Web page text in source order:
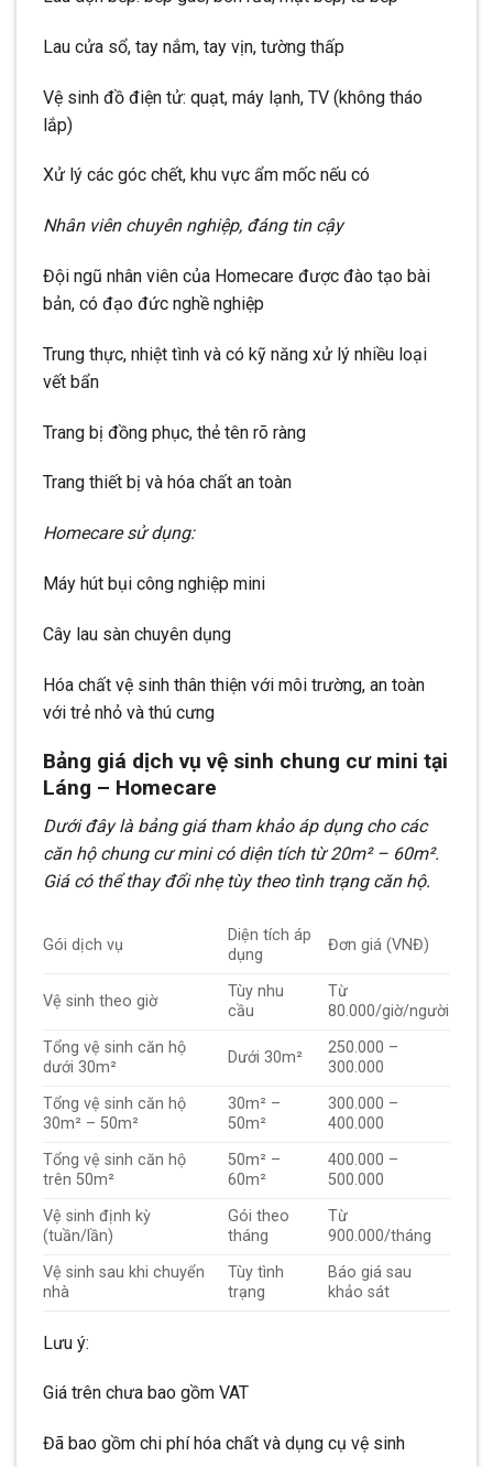
Lau cửa sổ, tay nắm, tay vịn, tường thấp
Vệ sinh đồ điện tử: quạt, máy lạnh, TV (không tháo
lắp)
Xử lý các góc chết, khu vực ẩm mốc nếu có
Nhân viên chuyên nghiệp, đáng tin cậy
Đội ngũ nhân viên của Homecare được đào tạo bài
bản, có đạo đức nghề nghiệp
Trung thực, nhiệt tình và có kỹ năng xử lý nhiều loại
vết bẩn
Trang bị đồng phục, thẻ tên rõ ràng
Trang thiết bị và hóa chất an toàn
Homecare sử dụng:
Máy hút bụi công nghiệp mini
Cây lau sàn chuyên dụng
Hóa chất vệ sinh thân thiện với môi trường, an toàn
với trẻ nhỏ và thú cưng
Bảng giá dịch vụ vệ sinh chung cư mini tại
Láng – Homecare
Dưới đây là bảng giá tham khảo áp dụng cho các
căn hộ chung cư mini có diện tích từ 20m² – 60m².
Giá có thể thay đổi nhẹ tùy theo tình trạng căn hộ.
Gói dịch vụ
Diện tích áp
dụng
Đơn giá (VNĐ)
Vệ sinh theo giờ
Tùy nhu
cầu
Từ
80.000/giờ/người
Tổng vệ sinh căn hộ
dưới 30m²
Dưới 30m²
250.000 –
300.000
Tổng vệ sinh căn hộ
30m² – 50m²
30m² –
50m²
300.000 –
400.000
Tổng vệ sinh căn hộ
trên 50m²
50m² –
60m²
400.000 –
500.000
Vệ sinh định kỳ
(tuần/lần)
Gói theo
tháng
Từ
900.000/tháng
Vệ sinh sau khi chuyển
nhà
Tùy tình
trạng
Báo giá sau
khảo sát
Lưu ý:
Giá trên chưa bao gồm VAT
Đã bao gồm chi phí hóa chất và dụng cụ vệ sinh